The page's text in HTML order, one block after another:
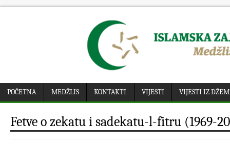
POČETNA MEDŽLIS KONTAKTI VIJESTI VIJESTI IZ
Fetve o zekatu i sadekatu-l-fitru (1969-